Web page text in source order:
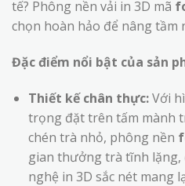
tế? Phông nền vải in 3D mã
chọn hoàn hảo để nâng tầm
Đặc điểm nổi bật của sản
Thiết kế chân thực:Với
trọng đặt trên tấm mành
chén trà nhỏ, phông nền
gian thưởng trà tĩnh lặng,
nghệ in 3D sắc nét mang